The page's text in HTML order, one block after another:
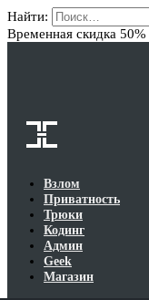
Найти:
Временная скидка 50%
Взлом
Приватность
Трюки
Кодинг
Админ
Geek
Магазин